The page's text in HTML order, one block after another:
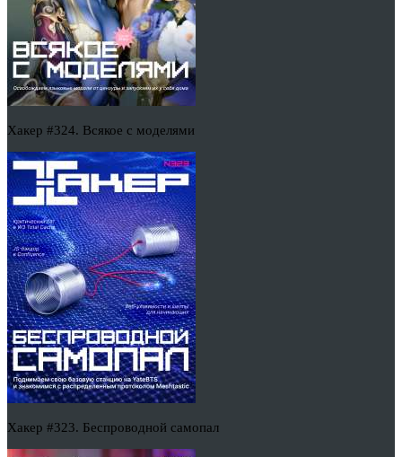
Хакер #324. Всякое с моделями
Хакер #323. Беспроводной самопал